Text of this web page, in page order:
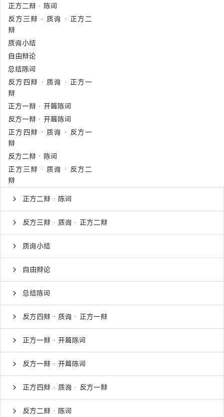
正方二辩 · 陈词
反方三辩 · 质询 · 正方二
辩
质询小结
自由辩论
总结陈词
反方四辩 · 质询 · 正方一
辩
正方一辩 · 开篇陈词
反方一辩 · 开篇陈词
正方四辩 · 质询 · 反方一
辩
反方二辩 · 陈词
正方三辩 · 质询 · 反方二
辩
正方二辩 · 陈词
反方三辩 · 质询 · 正方二辩
质询小结
自由辩论
总结陈词
反方四辩 · 质询 · 正方一辩
正方一辩 · 开篇陈词
反方一辩 · 开篇陈词
正方四辩 · 质询 · 反方一辩
反方二辩 · 陈词